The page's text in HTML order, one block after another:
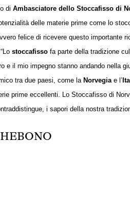
di Ambasciatore dello Stoccafisso di
delle materie prime come lo
felice di ricevere questo importante
stoccafisso fa parte della tradizione
e il mio impegno stanno andando nella
tra due paesi, come la Norvegia e l’
prime eccellenti. Lo Stoccafisso di
i sapori della nostra